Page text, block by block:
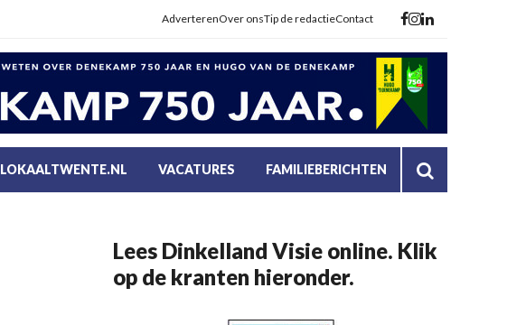
AdverterenOver onsTip de redactieContact
LOKAALTWENTE.NL VACATURES FAMILIEBERICHTEN
Lees Dinkelland Visie online. Klik
op de kranten hieronder.